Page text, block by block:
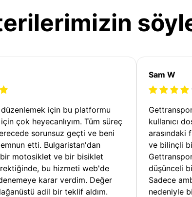
düzenlemek için bu platformu
çok heyecanlıyım. Tüm süreç
sorunsuz geçti ve beni
etti. Bulgaristan'dan
motosiklet ve bir bisiklet
bu hizmeti web'de
karar verdim. Değer
adil bir teklif aldım.
Sam W
kullanıcı
arasındaki
ve bilinçli
düşünceli
Sadece
nedeniyle